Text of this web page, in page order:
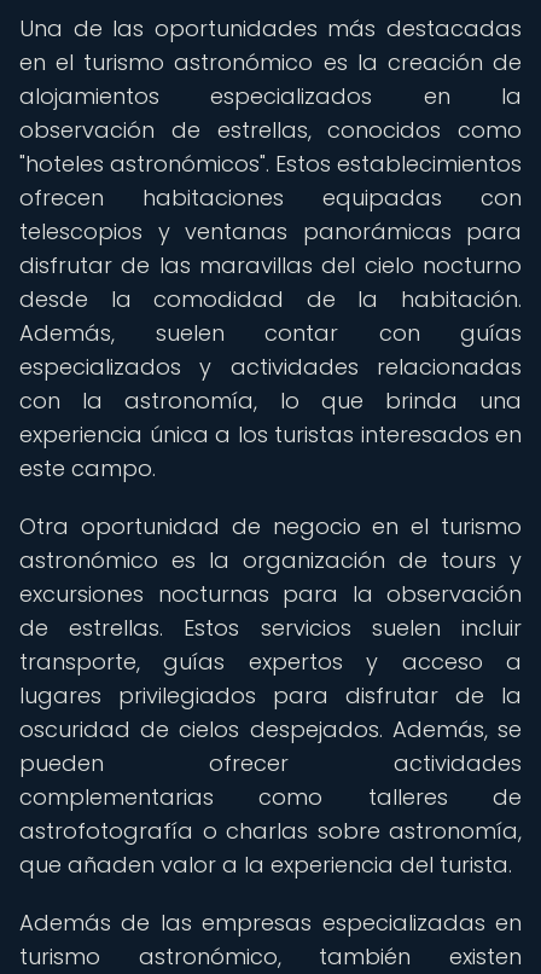
Una de las oportunidades más destacadas
en el turismo astronómico es la creación de
alojamientos especializados en la
observación de estrellas, conocidos como
"hoteles astronómicos". Estos establecimientos
ofrecen habitaciones equipadas con
telescopios y ventanas panorámicas para
disfrutar de las maravillas del cielo nocturno
desde la comodidad de la habitación.
Además, suelen contar con guías
especializados y actividades relacionadas
con la astronomía, lo que brinda una
experiencia única a los turistas interesados en
este campo.
Otra oportunidad de negocio en el turismo
astronómico es la organización de tours y
excursiones nocturnas para la observación
de estrellas. Estos servicios suelen incluir
transporte, guías expertos y acceso a
lugares privilegiados para disfrutar de la
oscuridad de cielos despejados. Además, se
pueden ofrecer actividades
complementarias como talleres de
astrofotografía o charlas sobre astronomía,
que añaden valor a la experiencia del turista.
Además de las empresas especializadas en
turismo astronómico, también existen